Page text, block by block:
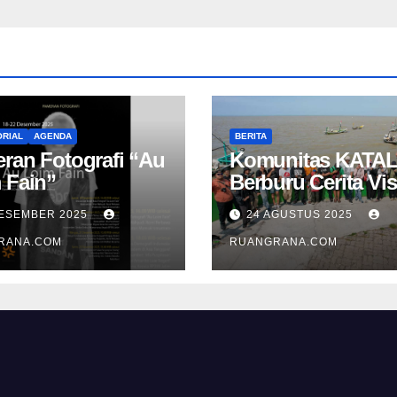
AGENDA
Fotografi “Au
2025
BERITA
Komunitas
Berburu Cerita
di Pesisir
24 AGUSTUS 2025
RUANGRANA.COM